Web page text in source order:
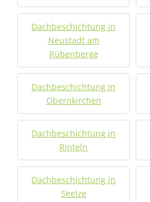
Dachbeschichtung in
Neustadt am
Rübenberge
Dachbeschichtung in
Obernkirchen
Dachbeschichtung in
Rinteln
Dachbeschichtung in
Seelze